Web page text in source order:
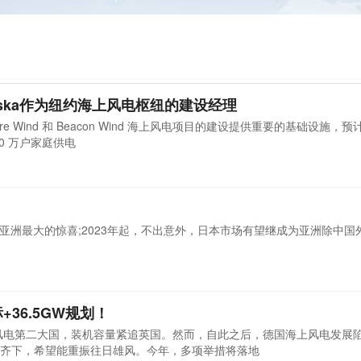
作为纽约海上风电枢纽的建设经理
Wind 和 Beacon Wind 海上风电项目的建设提供重要的基础设施，预
万户家庭供电
洲最大的惊喜;2023年起，不出意外，日本市场有望继成为亚洲除中国
规划！
第二大国，装机容量紧追英国。然而，自此之后，德国海上风电发展
下，希望能重振往日雄风。今年，多项举措将落地